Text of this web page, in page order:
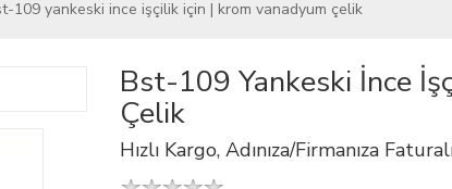
109 yankeski i̇nce i̇şçilik i̇çin | krom vanadyum çelik
Bst-109 Yankeski İnce
Çelik
Hızlı Kargo, Adınıza/Firmanıza